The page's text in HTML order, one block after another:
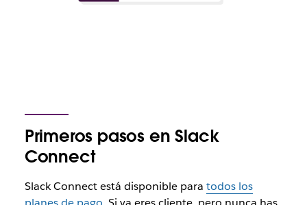
Primeros pasos en Slack
Connect
Slack Connect está disponible para todos los